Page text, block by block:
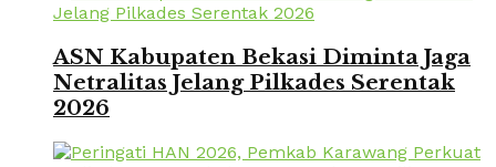
ASN Kabupaten Bekasi Diminta Jaga
Netralitas Jelang Pilkades Serentak
2026